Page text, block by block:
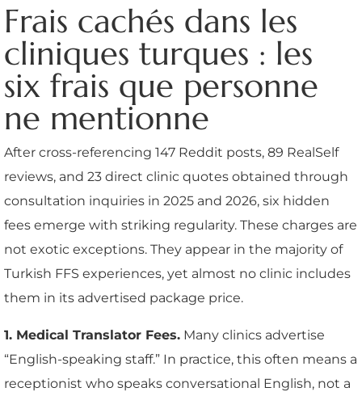
Frais cachés dans les
cliniques turques : les
six frais que personne
ne mentionne
After cross-referencing 147 Reddit posts, 89 RealSelf
reviews, and 23 direct clinic quotes obtained through
consultation inquiries in 2025 and 2026, six hidden
fees emerge with striking regularity. These charges are
not exotic exceptions. They appear in the majority of
Turkish FFS experiences, yet almost no clinic includes
them in its advertised package price.
1. Medical Translator Fees. Many clinics advertise
“English-speaking staff.” In practice, this often means a
receptionist who speaks conversational English, not a